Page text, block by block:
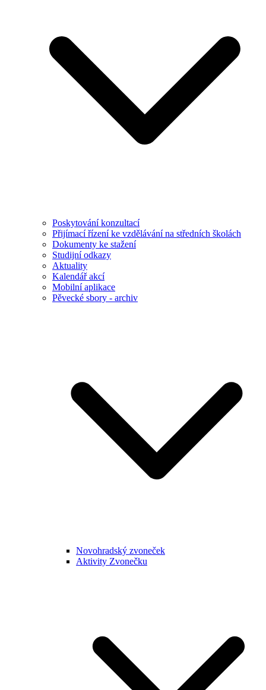
Poskytování konzultací
Přijímací řízení ke vzdělávání na středních školách
Dokumenty ke stažení
Studijní odkazy
Aktuality
Kalendář akcí
Mobilní aplikace
Pěvecké sbory - archiv
Novohradský zvoneček
Aktivity Zvonečku